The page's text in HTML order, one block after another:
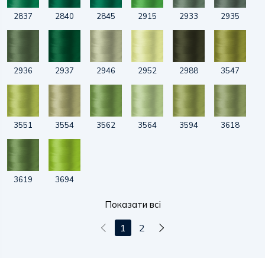
2837 2840 2845 2915 2933 2935
2936 2937 2946 2952 2988 3547
3551 3554 3562 3564 3594 3618
3619 3694
Показати всі
1 2